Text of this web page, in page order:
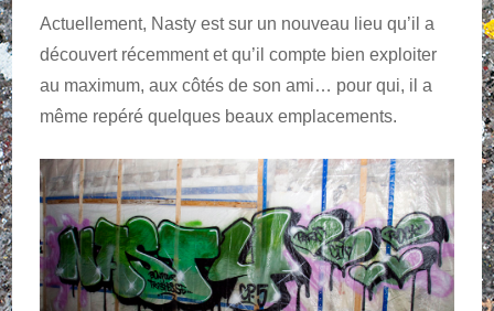
Actuellement, Nasty est sur un nouveau lieu qu’il a
découvert récemment et qu’il compte bien exploiter
au maximum, aux côtés de son ami… pour qui, il a
même repéré quelques beaux emplacements.